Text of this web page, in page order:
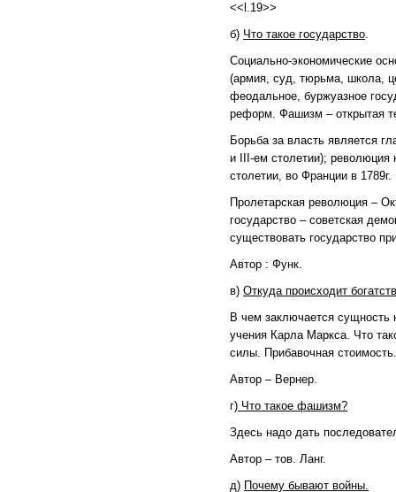
<<l.19>>
б) Что такое государство.
Социально-экономические
(армия, суд, тюрьма, школа,
феодальное, буржуазное
реформ. Фашизм – открытая
Борьба за власть является
и III-ем столетии); революция
столетии, во Франции в 1789г.
Пролетарская революция –
государство – советская
существовать государство
Автор : Функ.
в) Откуда происходит
В чем заключается сущность
учения Карла Маркса. Что
силы. Прибавочная стоимость.
Автор – Вернер.
г) Что такое фашизм?
Здесь надо дать
Автор – тов. Ланг.
д) Почему бывают войны.